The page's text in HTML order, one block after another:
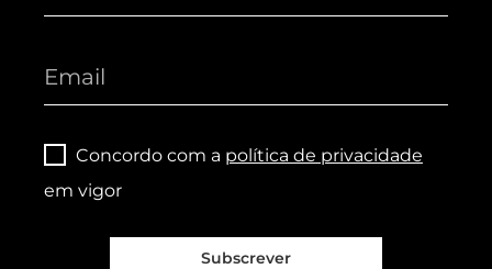
Concordo com a política de privacidade
em vigor
Subscrever